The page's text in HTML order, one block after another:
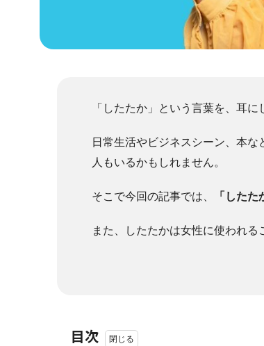
「したたか」という言葉を、耳に
日常生活やビジネスシーン、本
人もいるかもしれません。
そこで今回の記事では、 「した
また、したたかは女性に使われる
目次